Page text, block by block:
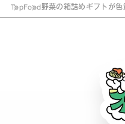
TopFood野菜の箱詰めギフトが